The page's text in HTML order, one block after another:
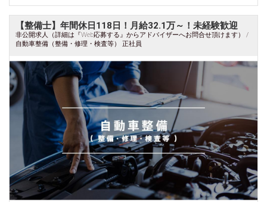
【整備士】年間休日118日！月給32.1万～！未経験歓迎
非公開求人（詳細は『Web応募する』からアドバイザーへお問合せ頂けます） /
自動車整備（整備・修理・検査等） 正社員